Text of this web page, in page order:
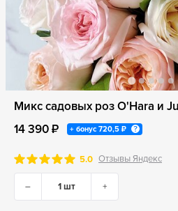
Микс садовых роз O'Hara и
14 390 ₽
+ бонус 720,5 ₽
5.0 Отзывы Яндекс
– +